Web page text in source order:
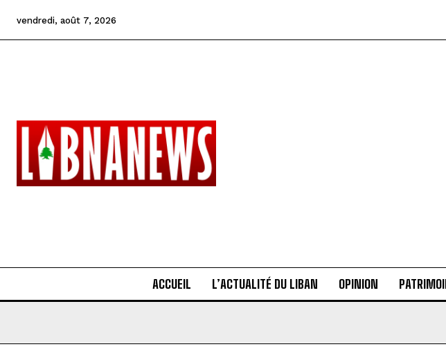
vendredi, août 7, 2026
ACCUEIL L’ACTUALITÉ DU LIBAN OPINION